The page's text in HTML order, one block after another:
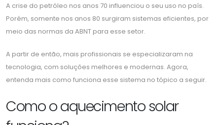
A crise do petróleo nos anos 70 influenciou o seu uso no país.
Porém, somente nos anos 80 surgiram sistemas eficientes, por
meio das normas da ABNT para esse setor.
A partir de então, mais profissionais se especializaram na
tecnologia, com soluções melhores e modernas. Agora,
entenda mais como funciona esse sistema no tópico a seguir.
Como o aquecimento solar